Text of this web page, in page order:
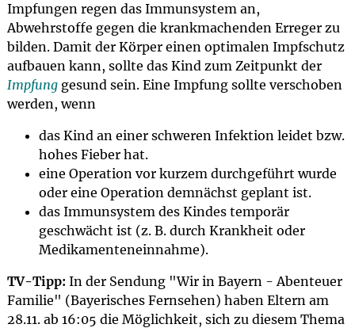
Impfungen regen das Immunsystem an,
Abwehrstoffe gegen die krankmachenden Erreger zu
bilden. Damit der Körper einen optimalen Impfschutz
aufbauen kann, sollte das Kind zum Zeitpunkt der
Impfunggesund sein. Eine Impfung sollte verschoben
werden, wenn
das Kind an einer schweren Infektion leidet bzw.
hohes Fieber hat.
eine Operation vor kurzem durchgeführt wurde
oder eine Operation demnächst geplant ist.
das Immunsystem des Kindes temporär
geschwächt ist (z. B. durch Krankheit oder
Medikamenteneinnahme).
TV-Tipp: In der Sendung "Wir in Bayern - Abenteuer
Familie" (Bayerisches Fernsehen) haben Eltern am
28.11. ab 16:05 die Möglichkeit, sich zu diesem Thema